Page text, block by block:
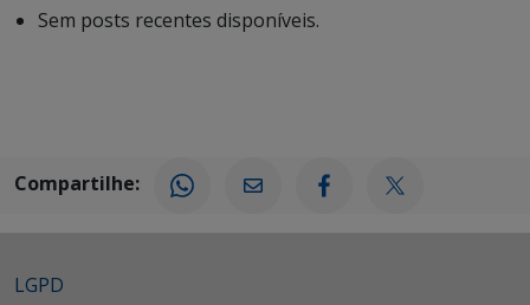
Sem posts recentes disponíveis.
Compartilhe:
LGPD